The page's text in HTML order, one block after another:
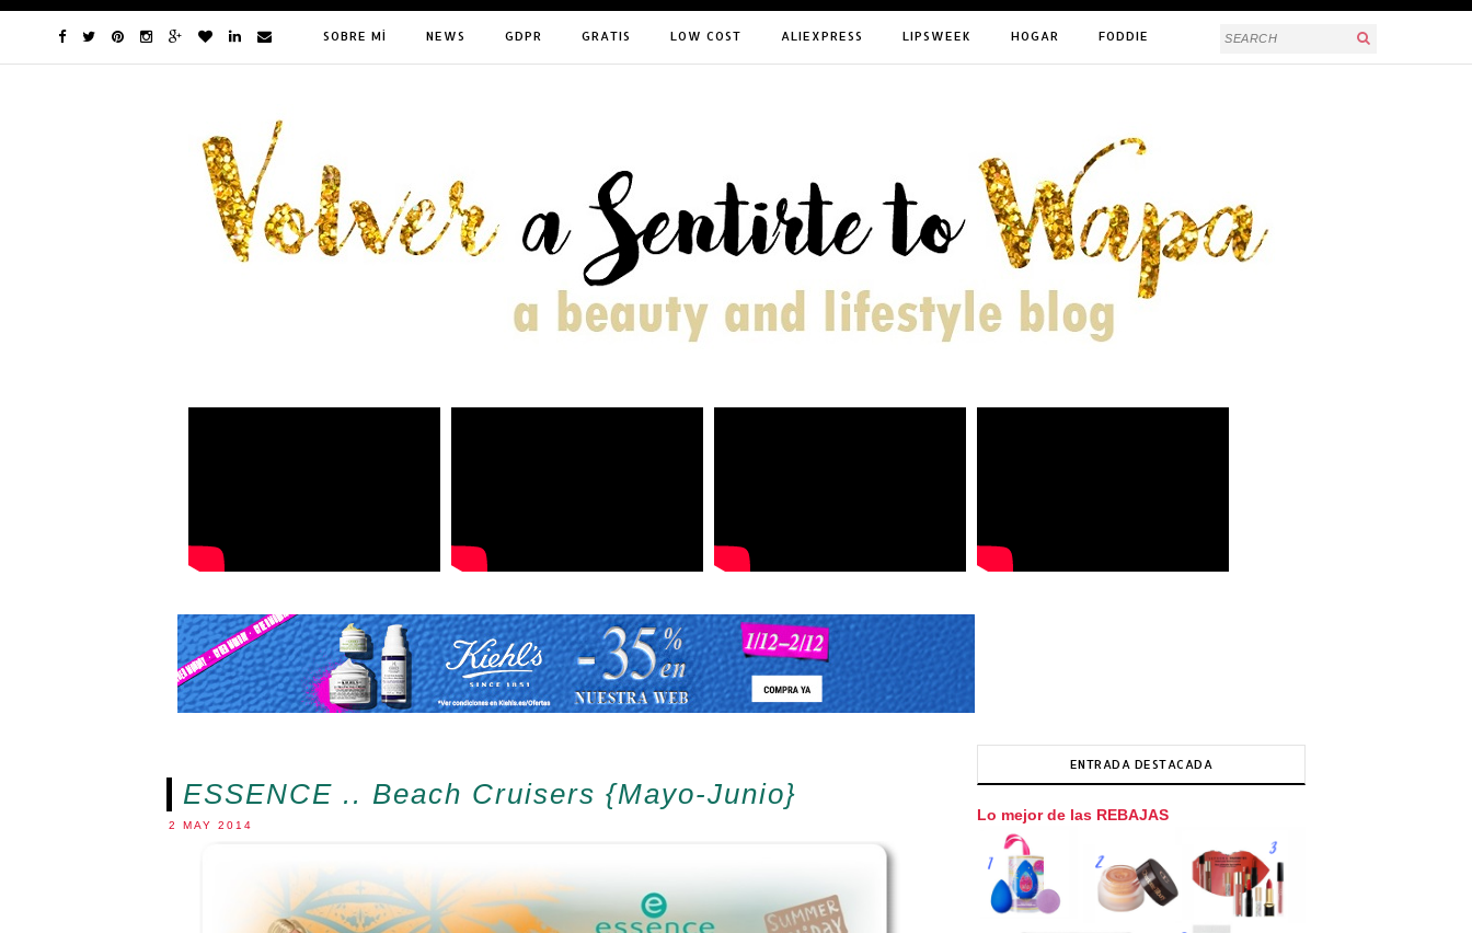
SOBRE MÍ NEWS GDPR GRATIS LOW COST ALIEXPRESS LIPSWEEK HOGAR FODDIE
ESSENCE .. Beach Cruisers {Mayo-Junio}
2 MAY 2014
ENTRADA DESTACADA
Lo mejor de las REBAJAS